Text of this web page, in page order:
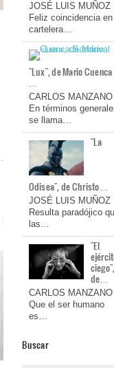
JOSÉ LUIS MUÑOZ
Feliz coincidencia en
cartelera…
"Lux", de Mario Cuenca
…
CARLOS MANZANO
En términos
se llama…
"La
Odisea", de Christo…
JOSÉ LUIS MUÑOZ
Resulta paradójico
las…
"El
de…
CARLOS MANZANO
Que el ser humano
es…
Buscar